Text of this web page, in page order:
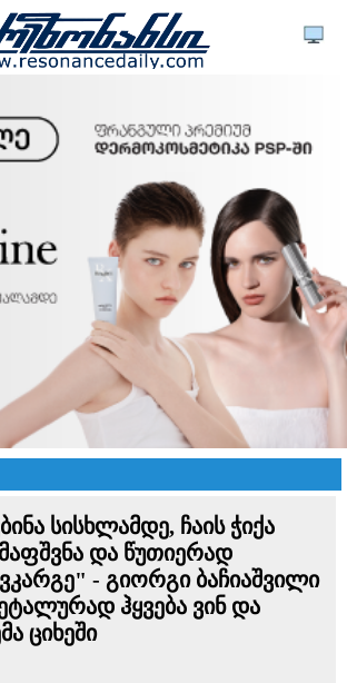
სისხლამდე, ჩაის ჭიქა
და წუთიერად
- გიორგი ბაჩიაშვილი
ჰყვება ვინ და
ციხეში